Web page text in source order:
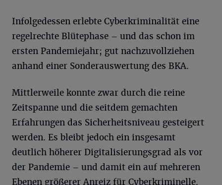
Infolgedessen erlebte Cyberkriminalität eine
regelrechte Blütephase – und das schon im
ersten Pandemiejahr; gut nachzuvollziehen
anhand einer Sonderauswertung des BKA.
Mittlerweile konnte zwar durch die reine
Zeitspanne und die seitdem gemachten
Erfahrungen das Sicherheitsniveau gesteigert
werden. Es bleibt jedoch ein insgesamt
deutlich höherer Digitalisierungsgrad als vor
der Pandemie – und damit ein auf mehreren
Ebenen größerer Anreiz für Cyberkriminelle.